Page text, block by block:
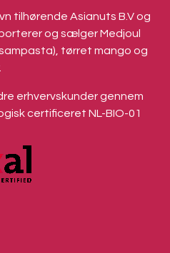
tilhørende Asianuts B.V og
og sælger Medjoul
tørret mango og
erhvervskunder gennem
certificeret NL-BIO-01